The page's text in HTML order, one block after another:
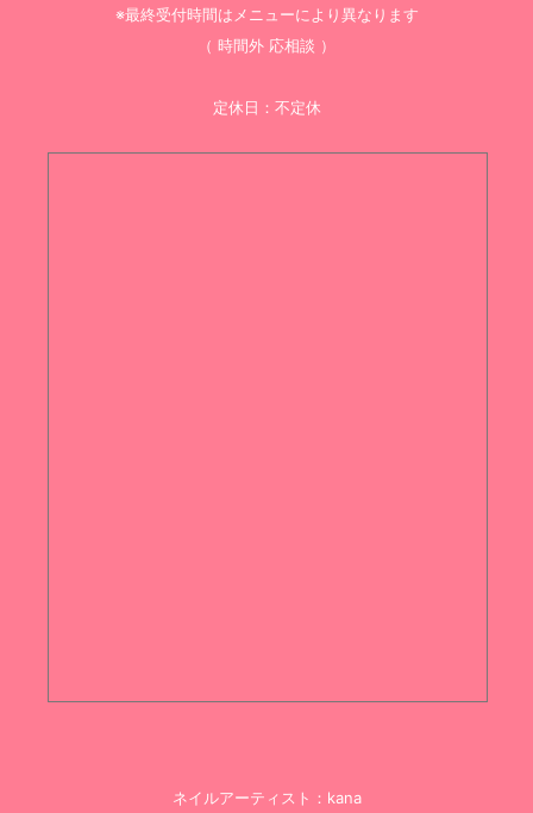
※最終受付時間はメニューにより異なります
（ 時間外 応相談 ）
定休日：不定休
ネイルアーティスト：kana